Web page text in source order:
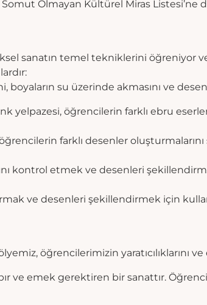
Somut Olmayan Kültürel Miras Listesi’ne
sanatın temel tekniklerini öğreniyor
su üzerinde akmasını ve
yelpazesi, öğrencilerin farklı ebru
farklı desenler oluşturmalarını
kontrol etmek ve desenleri
ve desenleri şekillendirmek için
öğrencilerimizin yaratıcılıklarını
ve emek gerektiren bir sanattır.